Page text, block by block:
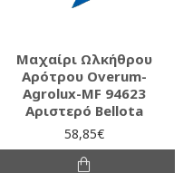
Μαχαίρι Ωλκήθρου
Αρότρου Overum-
Agrolux-MF 94623
Αριστερό Bellota
58,85€